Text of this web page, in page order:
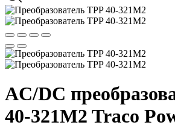
AC/DC
40-321M2 Traco